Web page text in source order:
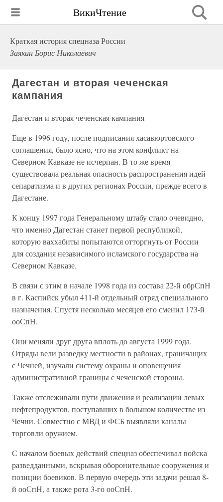
ВикиЧтение
Краткая история спецназа России
Заякин Борис Николаевич
Дагестан и вторая чеченская
кампания
Дагестан и вторая чеченская кампания
Еще в 1996 году, после подписания хасавюртовского
соглашения, было ясно, что на этом конфликт на
Северном Кавказе не исчерпан. В то же время
существовала реальная опасность распространения идей
сепаратизма и в других регионах России, прежде всего в
Дагестане.
К концу 1997 года Генеральному штабу стало очевидно,
что именно Дагестан станет первой республикой,
которую ваххабиты попытаются отторгнуть от России
для создания независимого исламского государства на
Северном Кавказе.
В связи с этим в начале 1998 года из состава 22-й обрСпН
в г. Каспийск убыл 411-й отдельный отряд специального
назначения. Спустя несколько месяцев его сменил 173-й
ооСпН.
Они меняли друг друга вплоть до августа 1999 года.
Отряды вели разведку местности в районах, граничащих
с Чечней, изучали систему охраны и оповещения
административной границы с чеченской стороны.
Также отслеживали пути движения и реализации левых
нефтепродуктов, поступавших в большом количестве из
Чечни. Совместно с МВД и ФСБ выявляли каналы
торговли оружием.
С началом боевых действий спецназ обеспечивал войска
разведданными, вскрывая оборонительные сооружения и
позиции боевиков. В первую очередь эти задачи решал 8-
й ооСпН, а также рота 3-го ооСпН.